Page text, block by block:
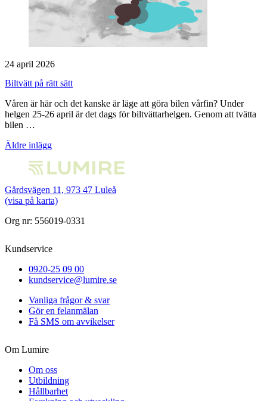
24 april 2026
Biltvätt på rätt sätt
Våren är här och det kanske är läge att göra bilen vårfin? Under
helgen 25-26 april är det dags för biltvättarhelgen. Genom att tvätta
bilen …
Inläggsnavigering
Äldre inlägg
Gårdsvägen 11, 973 47 Luleå
(visa på karta)
Org nr: 556019-0331
Kundservice
0920-25 09 00
kundservice@lumire.se
Vanliga frågor & svar
Gör en felanmälan
Få SMS om avvikelser
Om Lumire
Om oss
Utbildning
Hållbarhet